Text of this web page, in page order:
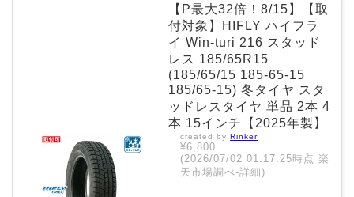
【P最大32倍！8/15】【取
付対象】HIFLY ハイフラ
イ Win-turi 216 スタッド
レス 185/65R15
(185/65/15 185-65-15
185/65-15) 冬タイヤ スタ
ッドレスタイヤ 単品 2本 4
本 15インチ【2025年製】
created by Rinker
¥6,800
(2026/07/02 01:17:25時点 楽
天市場調べ-詳細)